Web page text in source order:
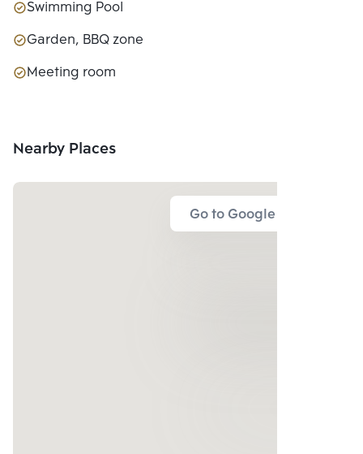
Swimming Pool
Garden, BBQ zone
Meeting room
Nearby Places
Go to Google Map